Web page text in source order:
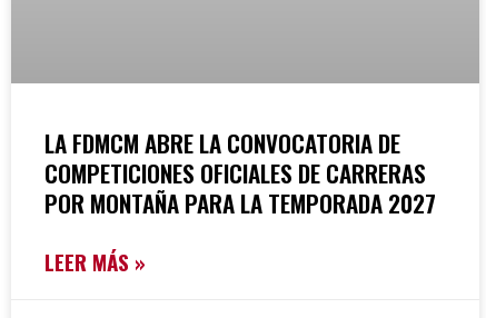
LA FDMCM ABRE LA CONVOCATORIA DE
COMPETICIONES OFICIALES DE CARRERAS
POR MONTAÑA PARA LA TEMPORADA 2027
LEER MÁS »